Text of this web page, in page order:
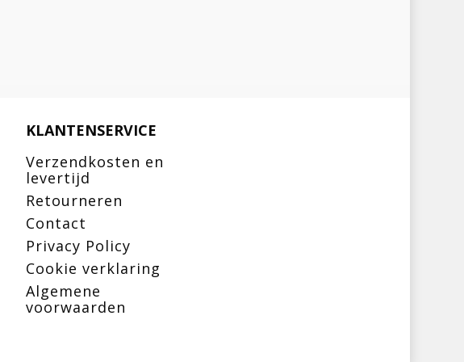
KLANTENSERVICE
Verzendkosten en
levertijd
Retourneren
Contact
Privacy Policy
Cookie verklaring
Algemene
voorwaarden